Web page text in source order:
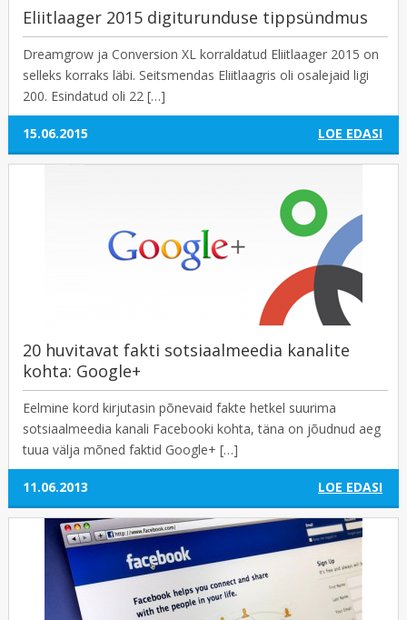
Eliitlaager 2015 digiturunduse tippsündmus
Dreamgrow ja Conversion XL korraldatud Eliitlaager 2015 on
selleks korraks läbi. Seitsmendas Eliitlaagris oli osalejaid ligi
200. Esindatud oli 22 […]
15.06.2015 LOE EDASI
20 huvitavat fakti sotsiaalmeedia kanalite
kohta: Google+
Eelmine kord kirjutasin põnevaid fakte hetkel suurima
sotsiaalmeedia kanali Facebooki kohta, täna on jõudnud aeg
tuua välja mõned faktid Google+ […]
11.06.2013 LOE EDASI